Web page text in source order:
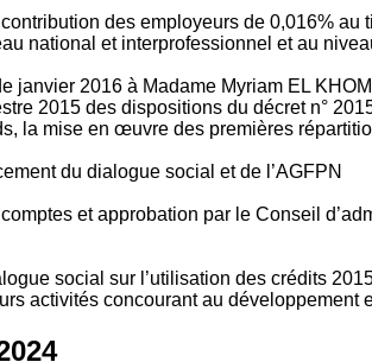
des employeurs de 0,016%
national et interprofessionnel et au
janvier 2016 à Madame Myriam EL
2015 des dispositions du décret n°
la mise en œuvre des premières
du dialogue social et de l’AGFPN
et approbation par le Conseil
social sur l’utilisation des crédits
activités concourant au développement